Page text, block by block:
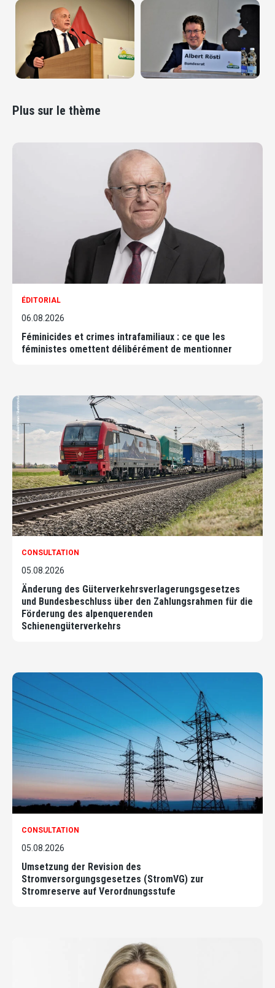
Plus sur le thème
ÉDITORIAL
06.08.2026
Féminicides et crimes intrafamiliaux : ce que les
féministes omettent délibérément de mentionner
CONSULTATION
05.08.2026
Änderung des Güterverkehrsverlagerungsgesetzes
und Bundesbeschluss über den Zahlungsrahmen für die
Förderung des alpenquerenden
Schienengüterverkehrs
CONSULTATION
05.08.2026
Umsetzung der Revision des
Stromversorgungsgesetzes (StromVG) zur
Stromreserve auf Verordnungsstufe